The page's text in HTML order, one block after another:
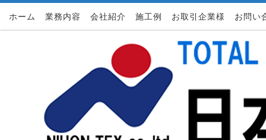
Skip to content
ホーム 業務内容 会社紹介 施工例 お取引企業様 お問い